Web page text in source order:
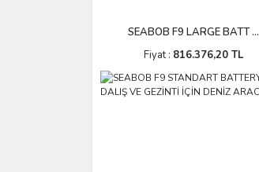
SEABOB F9 LARGE BATT ...
Fiyat : 816.376,20 TL